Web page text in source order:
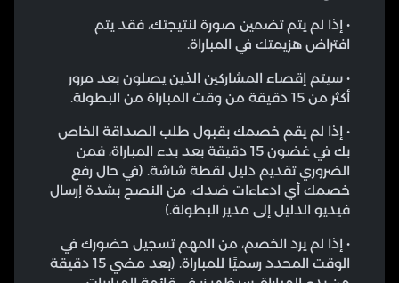
• إذا لم يتم تضمين صورة لنتيجتك، فقد يتم
افتراض هزيمتك في المباراة.
• سيتم إقصاء المشاركين الذين يصلون بعد مرور
أكثر من 15 دقيقة من وقت المباراة من البطولة.
• إذا لم يقم خصمك بقبول طلب الصداقة الخاص
بك في غضون 15 دقيقة بعد بدء المباراة، فمن
الضروري تقديم دليل لقطة شاشة. (في حال رفع
خصمك أي ادعاءات ضدك، من النصح بشدة إرسال
فيديو الدليل إلى مدير البطولة.)
• إذا لم يرد الخصم، من المهم تسجيل حضورك في
الوقت المحدد رسميًا للمباراة. (بعد مضي 15 دقيقة